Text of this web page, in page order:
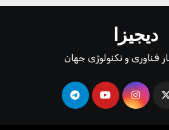
دیجیزا
فناوری و تکنولوژی جهان